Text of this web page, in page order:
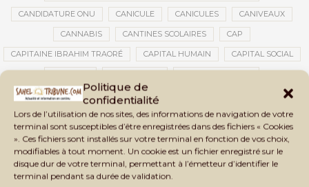
Politique de
confidentialité
Lors de l’utilisation de nos sites, des informations de navigation de votre
terminal sont susceptibles d’être enregistrées dans des fichiers « Cookies
». Ces fichiers sont installés sur votre terminal en fonction de vos choix,
modifiables à tout moment. Un cookie est un fichier enregistré sur le
disque dur de votre terminal, permettant à l’émetteur d’identifier le
terminal pendant sa durée de validation.
CANDIDATURE ONU CANICULE CANICULES CANIVEAUX
CANNABIS CANTINES SCOLAIRES CAP
CAPITAINE IBRAHIM TRAORÉ CAPITAL HUMAIN CAPITAL SOCIAL
CARTE D’IDENTITÉ BIOMÉTRIQUE CARTE NINA CARTONS ROUGES
CASABLANCA CATASTROPHE CATASTROPHE NATURELLE
CATASTROPHES CLIMATIQUES CATASTROPHES NATURELLES
CAUTION 10 000 DOLLARS CAUTION DE VISA CDAT CECOGEC
CÉDÉAO CEDEAO CEI CÉLÉBRATION NATIONALE